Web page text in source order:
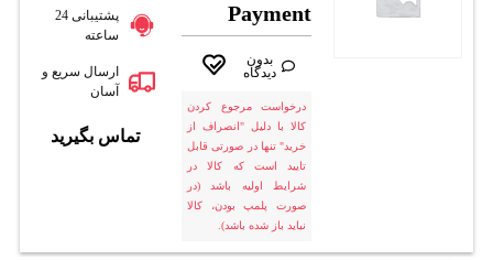
Payment
بدون
دیدگاه
درخواست مرجوع کردن
کالا با دلیل "انصراف از
خرید" تنها در صورتی قابل
تایید است که کالا در
شرایط اولیه باشد (در
صورت پلمپ بودن، کالا
نباید باز شده باشد).
پشتیبانی 24
ساعته
ارسال سریع و
آسان
تماس بگیرید